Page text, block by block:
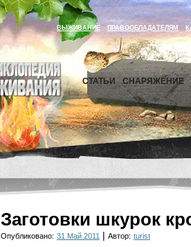
ВЫЖИВАНИЕ ПРАВООБЛАДАТЕЛЯМ
СТАТЬИ СНАРЯЖЕНИЕ
Заготовки шкурок
Опубликовано: 31 Май 2011 | Автор: turist